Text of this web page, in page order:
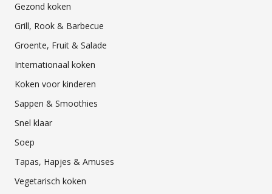
Gezond koken
Grill, Rook & Barbecue
Groente, Fruit & Salade
Internationaal koken
Koken voor kinderen
Sappen & Smoothies
Snel klaar
Soep
Tapas, Hapjes & Amuses
Vegetarisch koken